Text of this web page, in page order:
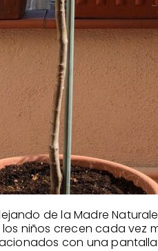
de la Madre
niños crecen cada
con una